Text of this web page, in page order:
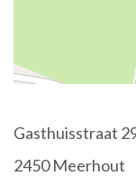
Adres
Gasthuisstraat
,
2450 Meerhout